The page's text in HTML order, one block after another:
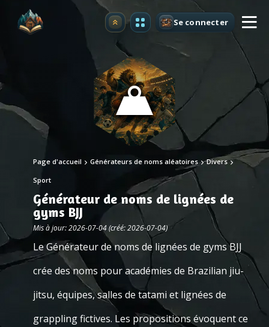
Premium Se connecter
Page d'accueil Générateurs de noms aléatoires Divers
Sport
Générateur de noms de lignées de
gyms BJJ
Mis à jour: 2026-07-04 (créé: 2026-07-04)
Le Générateur de noms de lignées de gyms BJJ
crée des noms pour académies de Brazilian jiu-
jitsu, équipes, salles de tatami et lignées de
grappling fictives. Les propositions évoquent ce